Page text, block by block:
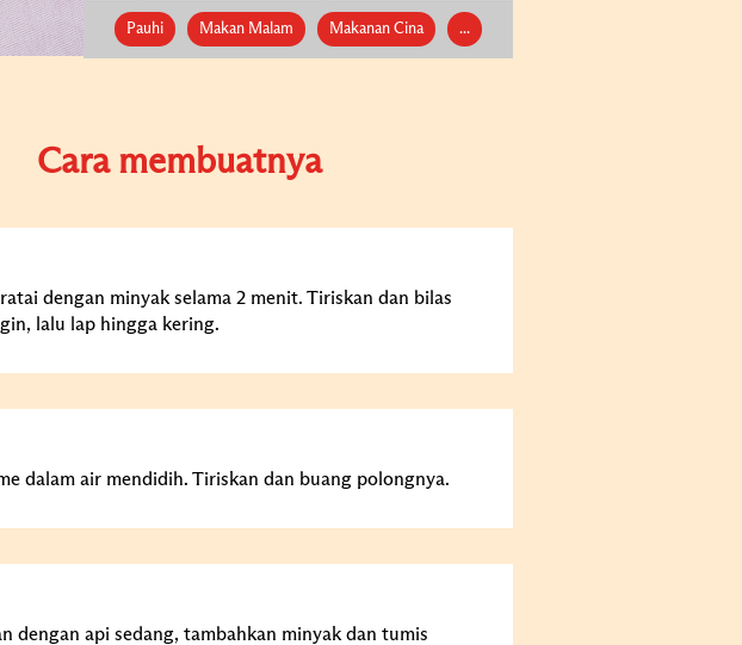
Pauhi Makan Malam Makanan Cina ...
Cara membuatnya
dengan minyak selama 2 menit. Tiriskan dan bilas
lalu lap hingga kering.
dalam air mendidih. Tiriskan dan buang polongnya.
dengan api sedang, tambahkan minyak dan tumis